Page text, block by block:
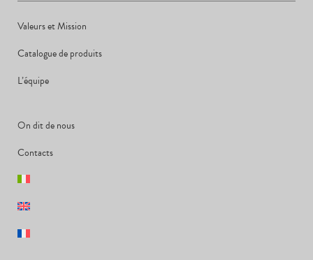
Valeurs et Mission
Catalogue de produits
L’équipe
On dit de nous
Contacts